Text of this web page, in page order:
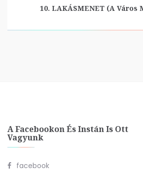
10. LAKÁSMENET (A Város
A Facebookon És Instán Is Ott
Vagyunk
facebook